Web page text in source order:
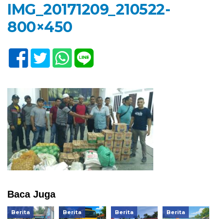
IMG_20171209_210522-
800×450
Baca Juga
Berita Berita Berita Berita